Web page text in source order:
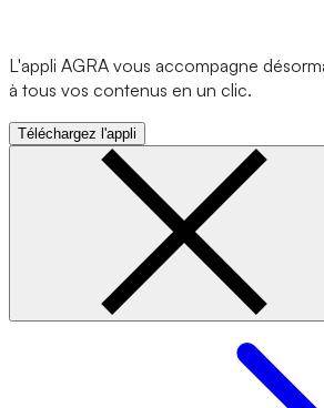
L'appli AGRA vous accompagne
à tous vos contenus en un clic.
Téléchargez l'appli